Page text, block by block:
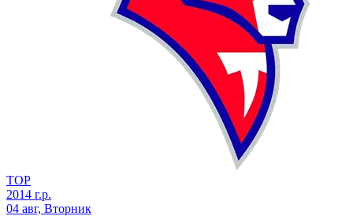
ТОР
2014 г.р.
04 авг, Вторник